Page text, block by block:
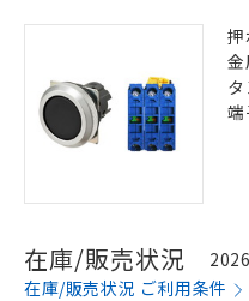
金
端
在庫/販売状況
在庫/販売状況 ご利用条件